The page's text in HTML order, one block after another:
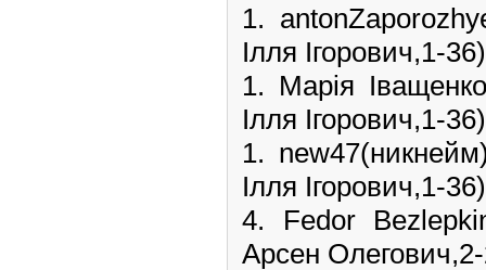
1.
Ілля Ігорович,1-
1. Марія
Ілля Ігорович,1-
1.
Ілля Ігорович,1-
4. Fedor
Арсен